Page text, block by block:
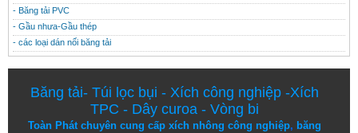
- Băng tải PVC
- Gầu nhưa-Gầu thép
- các loại dán nối băng tải
Băng tải- Túi lọc bụi - Xích công nghiệp-Xích
TPC - Dây curoa- Vòng bi
Toàn Phát chuyên cung cấp xích nhông công nghiệp, băng